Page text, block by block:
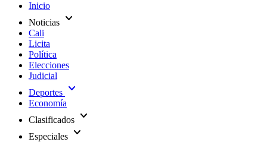
Inicio
Noticias expand_more
Cali
Licita
Política
Elecciones
Judicial
Deportes expand_more
Economía
Clasificados expand_more
Especiales expand_more